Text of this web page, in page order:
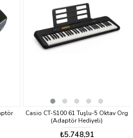
ile)
kullanarak, GM seviye 1 uyumlu)
Casio CT-S100 61 Tuşlu-5 Oktav Org
(Adaptör Hediyeli)
₺5.748,91